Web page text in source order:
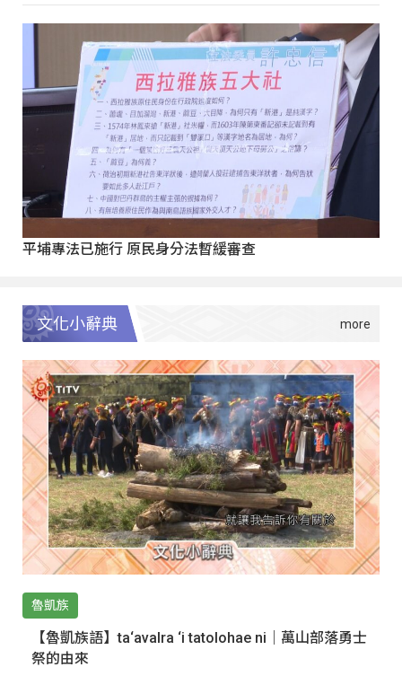
平埔專法已施行 原民身分法暫緩審查
文化小辭典
魯凱族
【魯凱族語】ta‘avalra ‘i tatolohae ni｜萬山部落勇士
祭的由來